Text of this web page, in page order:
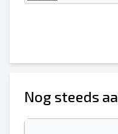
Nog steeds
Extra